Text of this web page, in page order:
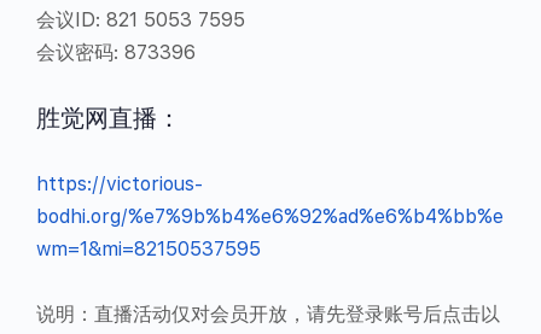
会议ID: 821 5053 7595
会议密码: 873396
胜觉网直播：
https://victorious-
bodhi.org/
wm=1&mi=82150537595
说明：直播活动仅对会员开放，请先登录账号后点击以